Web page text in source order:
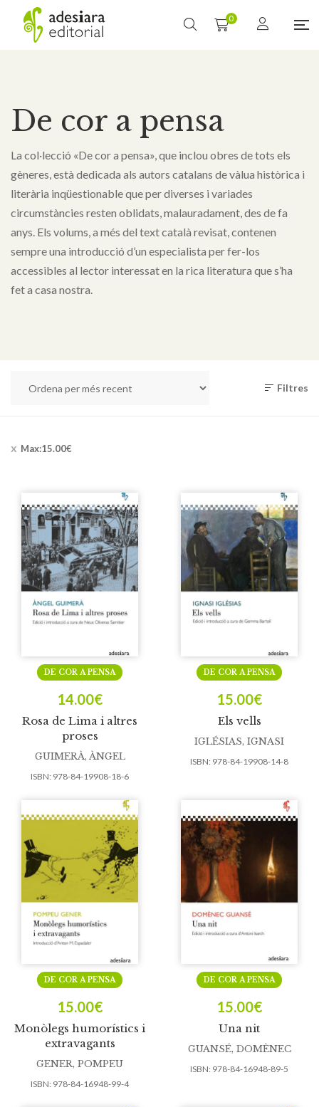
0
De cor a pensa
La col·lecció «De cor a pensa», que inclou obres de tots els
gèneres, està dedicada als autors catalans de vàlua històrica i
literària inqüestionable que per diverses i variades
circumstàncies resten oblidats, malauradament, des de fa
anys. Els volums, a més del text català revisat, contenen
sempre una introducció d’un especialista per fer-los
accessibles al lector interessat en la rica literatura que s’ha
fet a casa nostra.
Filtres
Max:15.00€
Rosa de Lima i altres
proses
DE COR A PENSA
14.00€
GUIMERÀ, ÀNGEL
ISBN: 978-84-19908-18-6
Els vells
DE COR A PENSA
15.00€
IGLÉSIAS, IGNASI
ISBN: 978-84-19908-14-8
Monòlegs humorístics i
extravagants
DE COR A PENSA
15.00€
GENER, POMPEU
ISBN: 978-84-16948-99-4
Una nit
DE COR A PENSA
15.00€
GUANSÉ, DOMÈNEC
ISBN: 978-84-16948-89-5